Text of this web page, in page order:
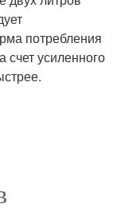
потребления
счет усиленного